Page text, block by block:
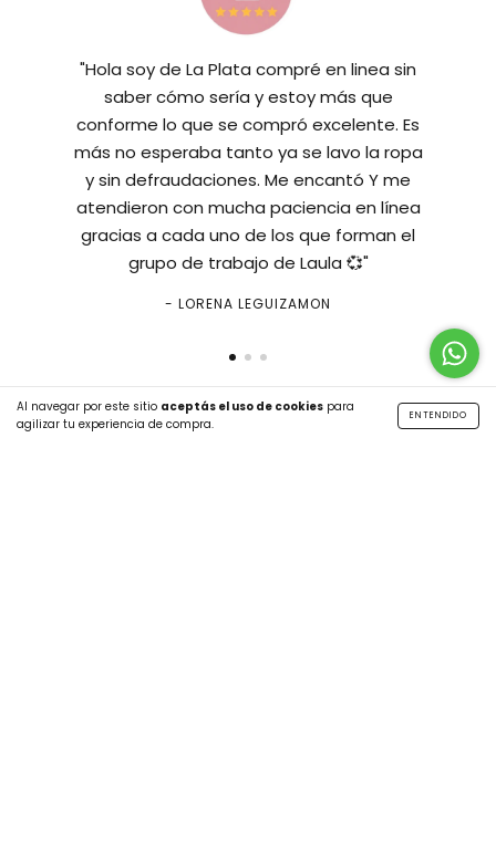
Al navegar por este sitio aceptás el uso de cookies para
agilizar tu experiencia de compra.
ENTENDIDO
"Hola soy de La Plata compré en linea sin
saber cómo sería y estoy más que
conforme lo que se compró excelente. Es
más no esperaba tanto ya se lavo la ropa
y sin defraudaciones. Me encantó Y me
atendieron con mucha paciencia en línea
gracias a cada uno de los que forman el
grupo de trabajo de Laula 💞"
- LORENA LEGUIZAMON